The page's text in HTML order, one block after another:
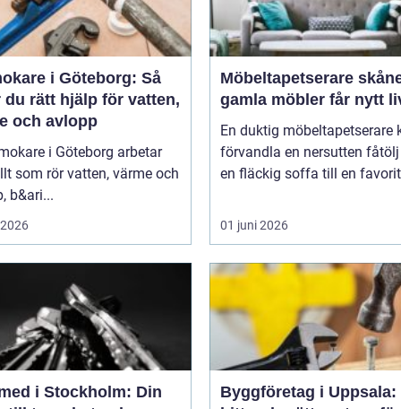
i Göteborg: Så
du rätt hjälp för vatten,
och avlopp
i Göteborg arbetar
som rör vatten, värme och
b&ari...
Möbeltapetserare skåne
gamla möbler får nytt
En duktig möbeltapetserare
förvandla en nersutten fåtölj
en fläckig soffa till en
01 juni 2026
i Stockholm: Din
Byggföretag i Uppsala: